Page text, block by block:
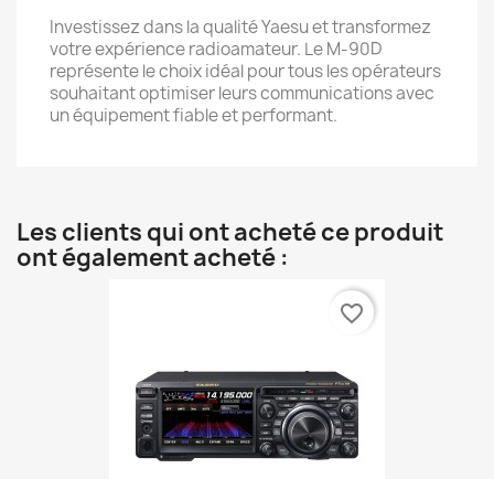
Investissez dans la qualité Yaesu et transformez
votre expérience radioamateur. Le M-90D
représente le choix idéal pour tous les opérateurs
souhaitant optimiser leurs communications avec
un équipement fiable et performant.
Les clients qui ont acheté ce produit
ont également acheté :
favorite_border